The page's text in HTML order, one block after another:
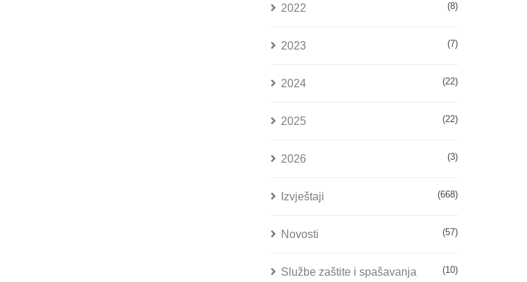
2022 (8)
2023 (7)
2024 (22)
2025 (22)
2026 (3)
Izvještaji (668)
Novosti (57)
Službe zaštite i spašavanja (10)